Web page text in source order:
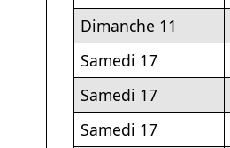
Dimanche 11
Samedi 17
Samedi 17
Samedi 17